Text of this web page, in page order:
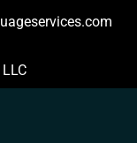
HACER PEDIDO